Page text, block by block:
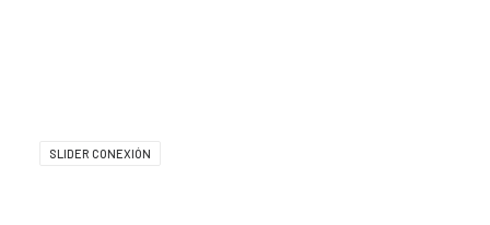
SLIDER CONEXIÓN